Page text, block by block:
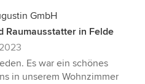
GmbH
Raumausstatter in Felde
Es war ein schönes
in unserem Wohnzimmer